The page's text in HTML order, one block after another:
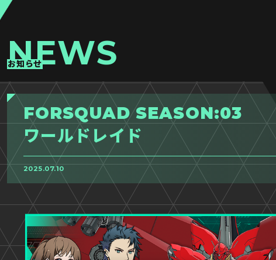
NEWS
お知らせ
FORSQUAD SEASON:03
ワールドレイド
2025.07.10